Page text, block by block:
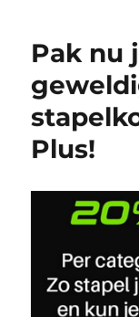
Pak nu
Plus!